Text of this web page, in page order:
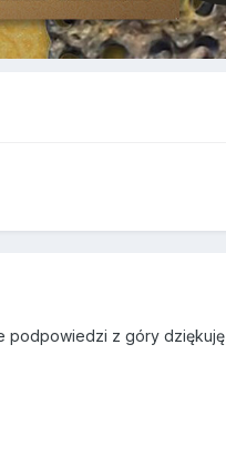
podpowiedzi z góry dziękuję